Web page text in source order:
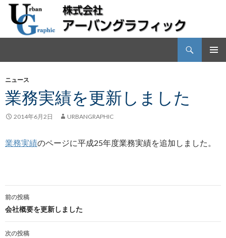
テ
ン
ツ
へ
ッ
ニュース
業務実績を更新しました
2014年6月2日 URBANGRAPHIC
業務実績のページに平成25年度業務実績を追加しました。
投
稿
前の投稿
会社概要を更新しました
次の投稿